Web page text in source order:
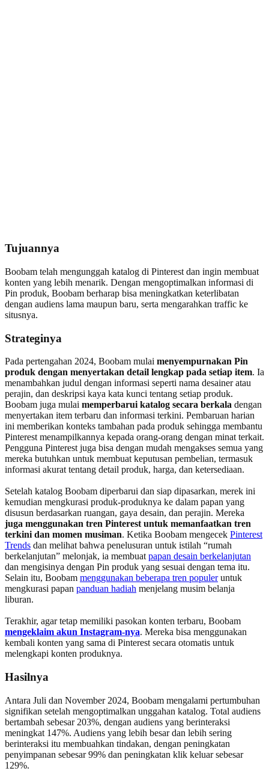
Tujuannya
Boobam telah mengunggah katalog di Pinterest dan ingin membuat
konten yang lebih menarik. Dengan mengoptimalkan informasi di
Pin produk, Boobam berharap bisa meningkatkan keterlibatan
dengan audiens lama maupun baru, serta mengarahkan traffic ke
situsnya.
Strateginya
Pada pertengahan 2024, Boobam mulai menyempurnakan Pin
produk dengan menyertakan detail lengkap pada setiap item. Ia
menambahkan judul dengan informasi seperti nama desainer atau
perajin, dan deskripsi kaya kata kunci tentang setiap produk.
Boobam juga mulai memperbarui katalog secara berkala dengan
menyertakan item terbaru dan informasi terkini. Pembaruan harian
ini memberikan konteks tambahan pada produk sehingga membantu
Pinterest menampilkannya kepada orang-orang dengan minat terkait.
Pengguna Pinterest juga bisa dengan mudah mengakses semua yang
mereka butuhkan untuk membuat keputusan pembelian, termasuk
informasi akurat tentang detail produk, harga, dan ketersediaan.
Setelah katalog Boobam diperbarui dan siap dipasarkan, merek ini
kemudian mengkurasi produk-produknya ke dalam papan yang
disusun berdasarkan ruangan, gaya desain, dan perajin. Mereka
juga menggunakan tren Pinterest untuk memanfaatkan tren
terkini dan momen musiman. Ketika Boobam mengecek Pinterest
Trends dan melihat bahwa penelusuran untuk istilah “rumah
berkelanjutan” melonjak, ia membuat papan desain berkelanjutan
dan mengisinya dengan Pin produk yang sesuai dengan tema itu.
Selain itu, Boobam menggunakan beberapa tren populeruntuk
mengkurasi papan panduan hadiah menjelang musim belanja
liburan.
Terakhir, agar tetap memiliki pasokan konten terbaru, Boobam
mengeklaim akun Instagram-nya. Mereka bisa menggunakan
kembali konten yang sama di Pinterest secara otomatis untuk
melengkapi konten produknya.
Hasilnya
Antara Juli dan November 2024, Boobam mengalami pertumbuhan
signifikan setelah mengoptimalkan unggahan katalog. Total audiens
bertambah sebesar 203%, dengan audiens yang berinteraksi
meningkat 147%. Audiens yang lebih besar dan lebih sering
berinteraksi itu membuahkan tindakan, dengan peningkatan
penyimpanan sebesar 99% dan peningkatan klik keluar sebesar
129%.